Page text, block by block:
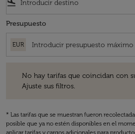
flight_land
Presupuesto
EUR
No hay tarifas que coincidan con
Ajuste sus filtros.
* Las tarifas que se muestran fueron
posible que ya no estén disponibles en el
aplicar tarifas y cargos adicionales para